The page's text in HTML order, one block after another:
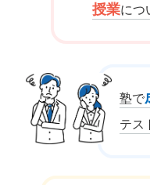
授業につ
塾で
テス